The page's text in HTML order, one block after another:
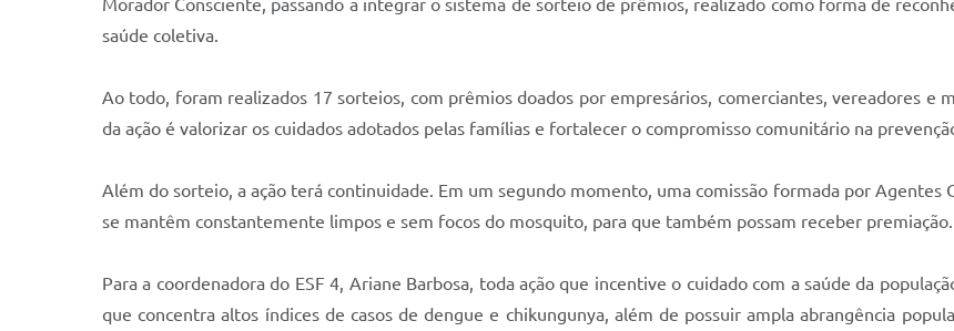
Morador Consciente, passando a integrar o sistema de sorteio de prêmios, realizado como forma de
saúde coletiva.
Ao todo, foram realizados 17 sorteios, com prêmios doados por empresários, comerciantes, vereadores e
da ação é valorizar os cuidados adotados pelas famílias e fortalecer o compromisso comunitário na
Além do sorteio, a ação terá continuidade. Em um segundo momento, uma comissão formada por Agentes
se mantêm constantemente limpos e sem focos do mosquito, para que também possam receber premiação.
Para a coordenadora do ESF 4, Ariane Barbosa, toda ação que incentive o cuidado com a saúde da
que concentra altos índices de casos de dengue e chikungunya, além de possuir ampla abrangência